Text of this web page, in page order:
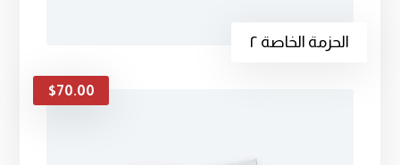
الحزمة الخاصة ٢
$70.00